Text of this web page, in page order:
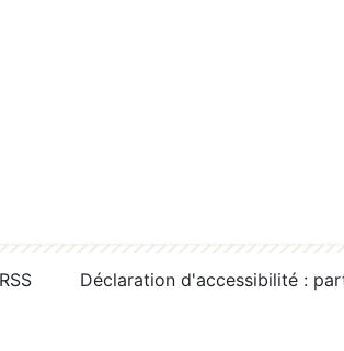
Déclaration d'accessibilité :